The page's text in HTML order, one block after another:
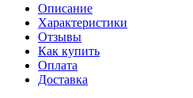
Описание
Характеристики
Отзывы
Как купить
Оплата
Доставка